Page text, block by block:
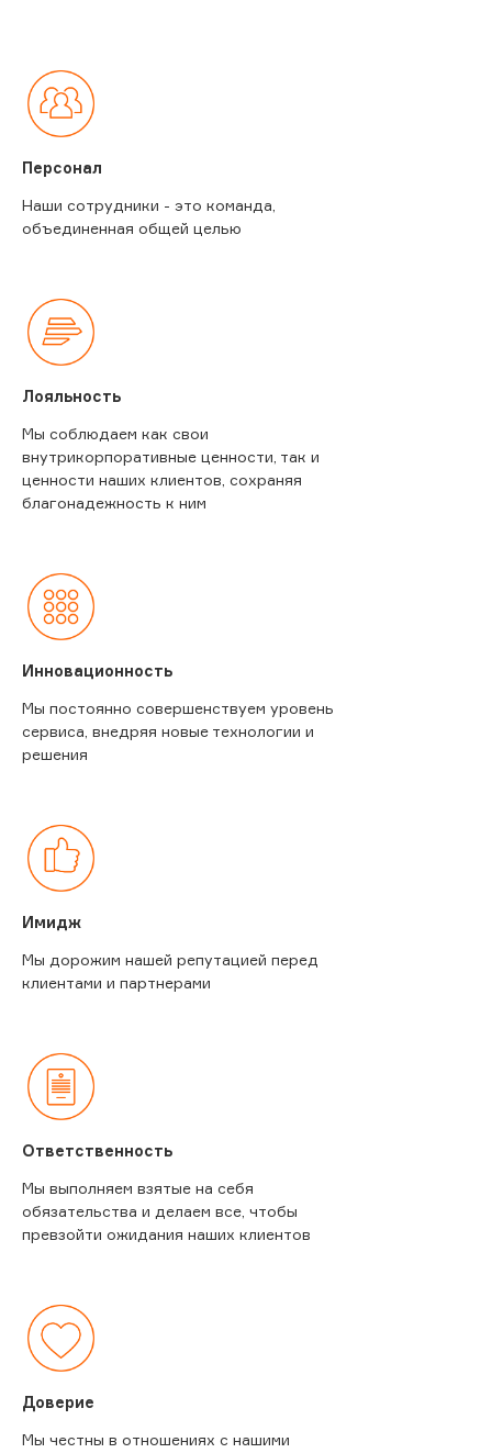
Персонал
Наши сотрудники - это команда,
объединенная общей целью
Лояльность
Мы соблюдаем как свои
внутрикорпоративные ценности, так и
ценности наших клиентов, сохраняя
благонадежность к ним
Инновационность
Мы постоянно совершенствуем уровень
сервиса, внедряя новые технологии и
решения
Имидж
Мы дорожим нашей репутацией перед
клиентами и партнерами
Ответственность
Мы выполняем взятые на себя
обязательства и делаем все, чтобы
превзойти ожидания наших клиентов
Доверие
Мы честны в отношениях с нашими